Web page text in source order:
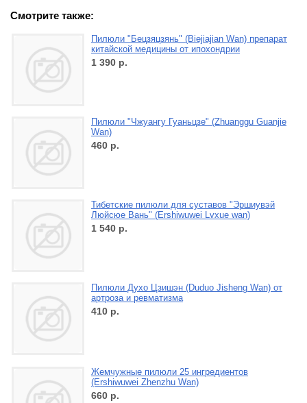
Смотрите также:
Пилюли "Бецзяцзянь" (Biejiajian Wan) препарат
китайской медицины от ипохондрии
1 390 р.
Пилюли "Чжуангу Гуаньцзе" (Zhuanggu Guanjie
Wan)
460 р.
Тибетские пилюли для суставов "Эршиувэй
Люйсюе Вань" (Ershiwuwei Lvxue wan)
1 540 р.
Пилюли Духо Цзишэн (Duduo Jisheng Wan) от
артроза и ревматизма
410 р.
Жемчужные пилюли 25 ингредиентов
(Ershiwuwei Zhenzhu Wan)
660 р.